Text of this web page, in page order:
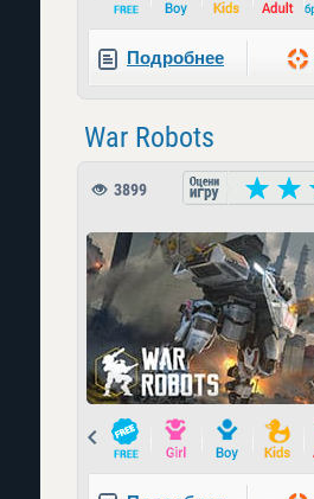
Подробнее
War Robots
3899
Prev